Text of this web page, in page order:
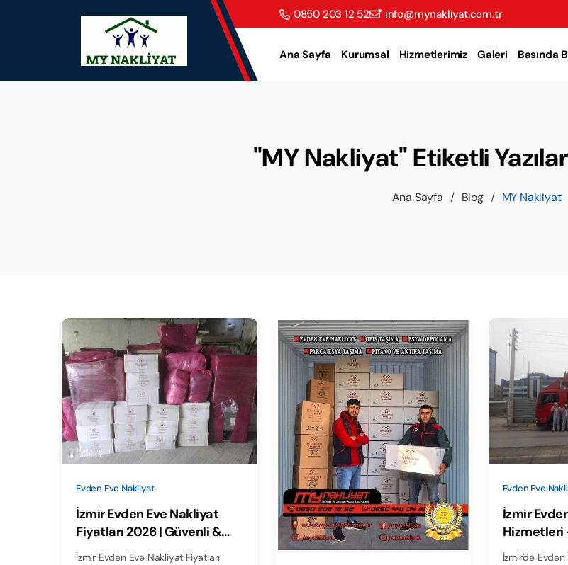
0850 203 12 52 info@mynakliyat.com.tr
Ana Sayfa Kurumsal Hizmetlerimiz Galeri Basında
"MY Nakliyat" Etiketli
Ana Sayfa / Blog / MY Nakliyat
Evden Eve Nakliyat
İzmir Evden Eve Nakliyat
Fiyatları 2026 | Güvenli &
Sigortalı Taşıma
İzmir Evden Eve Nakliyat Fiyatları
Evden Eve
İzmir
Hizmetleri
İzmir'de